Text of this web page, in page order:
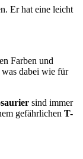
Er hat eine leicht
Farben und
dabei wie für
sind immer
gefährlichen T-